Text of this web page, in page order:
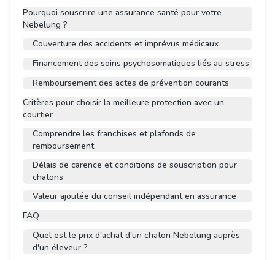
Pourquoi souscrire une assurance santé pour votre
Nebelung ?
Couverture des accidents et imprévus médicaux
Financement des soins psychosomatiques liés au stress
Remboursement des actes de prévention courants
Critères pour choisir la meilleure protection avec un
courtier
Comprendre les franchises et plafonds de
remboursement
Délais de carence et conditions de souscription pour
chatons
Valeur ajoutée du conseil indépendant en assurance
FAQ
Quel est le prix d'achat d'un chaton Nebelung auprès
d'un éleveur ?